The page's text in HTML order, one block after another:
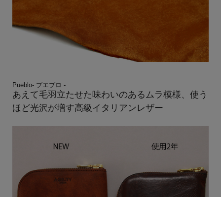
Pueblo- プエブロ -
あえて毛羽立たせた味わいのあるムラ模様、使う
ほど光沢が増す高級イタリアンレザー